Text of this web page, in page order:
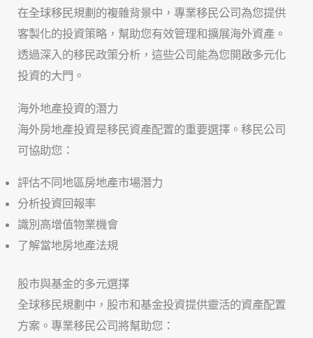
在全球移民規劃的複雜背景中，專業移民公司為您提供
客製化的投資策略，幫助您有效管理和擴展海外資產。
透過深入的移民政策分析，這些公司能為您開啟多元化
投資的大門。
海外地產投資的潛力
海外房地產投資是移民資產配置的重要選擇。移民公司
可協助您：
評估不同地區房地產市場潛力
分析投資回報率
識別高增值物業機會
了解當地房地產法規
股市與基金的多元選擇
全球移民規劃中，股市和基金投資提供靈活的資產配置
方案。專業移民公司將幫助您：